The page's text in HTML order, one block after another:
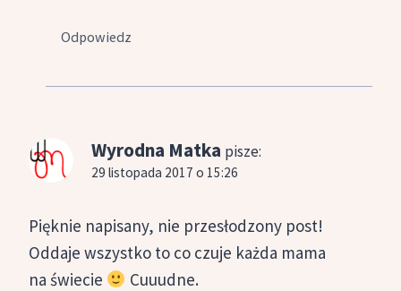
Odpowiedz
Wyrodna Matka pisze:
29 listopada 2017 o 15:26
Pięknie napisany, nie przesłodzony post!
Oddaje wszystko to co czuje każda mama
na świecie
Cuuudne.